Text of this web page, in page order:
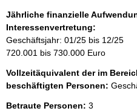
Jährliche finanzielle
Interessenvertretung:
Geschäftsjahr: 01/25 bis 12/25
720.001 bis 730.000 Euro
Vollzeitäquivalent der im
beschäftigten Personen:
Betraute Personen: 3